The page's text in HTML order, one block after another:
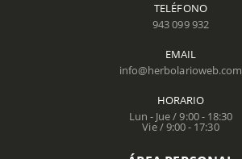
TELÉFONO
943 099 932
EMAIL
info@herbolarioweb.com
HORARIO
Lun - Jue / 9:00 - 18:30
Vie / 9:00 - 17:30